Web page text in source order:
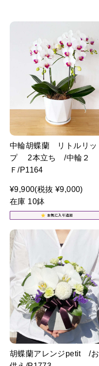
中輪胡蝶蘭 リトルリッ
プ 2本立ち /中輪２
Ｆ/P1164
¥9,900(税抜 ¥9,000)
在庫 10鉢
胡蝶蘭アレンジpetit /お